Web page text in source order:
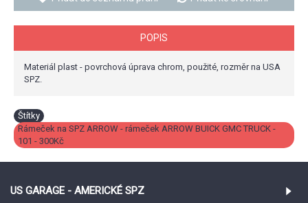
POPIS
Materiál plast - povrchová úprava chrom, použité, rozměr na USA
SPZ.
Štítky
Rámeček na SPZ ARROW - rámeček ARROW BUICK GMC TRUCK -
101 - 300Kč
US GARAGE - AMERICKÉ SPZ